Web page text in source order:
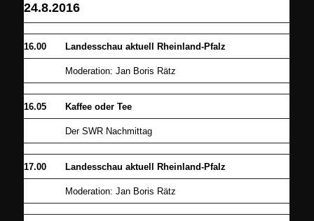
24.8.2016
16.00 Landesschau aktuell Rheinland-Pfalz
Moderation: Jan Boris Rätz
16.05 Kaffee oder Tee
Der SWR Nachmittag
17.00 Landesschau aktuell Rheinland-Pfalz
Moderation: Jan Boris Rätz